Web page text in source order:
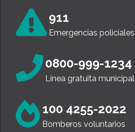
911
Emergencias policiales
0800-999-1234
Línea gratuita municipal
100 4255-2022
Bomberos voluntarios